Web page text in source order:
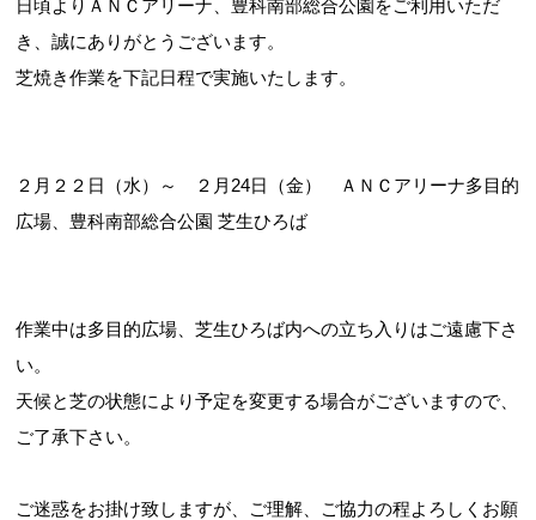
日頃よりＡＮＣアリーナ、豊科南部総合公園をご利用いただ
き、誠にありがとうございます。
芝焼き作業を下記日程で実施いたします。
２月２２日（水）～ ２月24日（金） ＡＮＣアリーナ多目的
広場、豊科南部総合公園 芝生ひろば
作業中は多目的広場、芝生ひろば内への立ち入りはご遠慮下さ
い。
天候と芝の状態により予定を変更する場合がございますので、
ご了承下さい。
ご迷惑をお掛け致しますが、ご理解、ご協力の程よろしくお願